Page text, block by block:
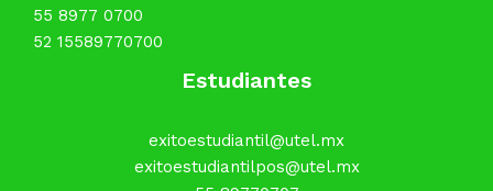
55 8977 0700
52 15589770700
Estudiantes
exitoestudiantil@utel.mx
exitoestudiantilpos@utel.mx